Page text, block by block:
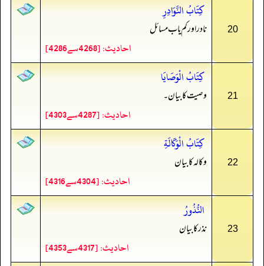
20
كِتَابُ النَّوَادِرِ
نادر اور کم یاب مسائل
احادیث: [4268سے4286]
21
كِتَابُ الْوَصَايَا
وصیت کا بیان۔
احادیث: [4287سے4303]
22
كِتَابُ الْوَكَالَةِ
وکالہ کا بیان
احادیث: [4304سے4316]
23
النُّذُورُ
نذر کا بیان
احادیث: [4317سے4353]